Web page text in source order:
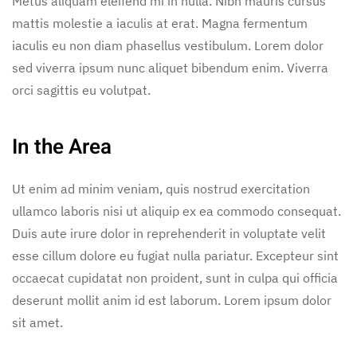
mattis molestie a iaculis at erat. Magna fermentum
iaculis eu non diam phasellus vestibulum. Lorem dolor
sed viverra ipsum nunc aliquet bibendum enim. Viverra
orci sagittis eu volutpat.
In the Area
Ut enim ad minim veniam, quis nostrud exercitation
ullamco laboris nisi ut aliquip ex ea commodo consequat.
Duis aute irure dolor in reprehenderit in voluptate velit
esse cillum dolore eu fugiat nulla pariatur. Excepteur sint
occaecat cupidatat non proident, sunt in culpa qui officia
deserunt mollit anim id est laborum. Lorem ipsum dolor
sit amet.